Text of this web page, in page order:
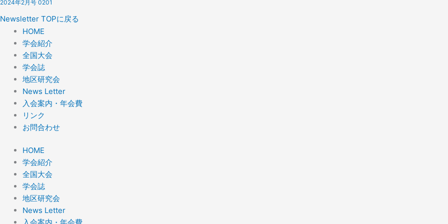
2024年2月号 0201
Newsletter TOPに戻る
HOME
学会紹介
全国大会
学会誌
地区研究会
News Letter
入会案内・年会費
リンク
お問合わせ
HOME
学会紹介
全国大会
学会誌
地区研究会
News Letter